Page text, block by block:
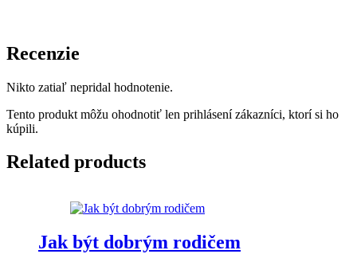
Recenzie
Nikto zatiaľ nepridal hodnotenie.
Tento produkt môžu ohodnotiť len prihlásení zákazníci, ktorí si ho
kúpili.
Related products
Jak být dobrým rodičem